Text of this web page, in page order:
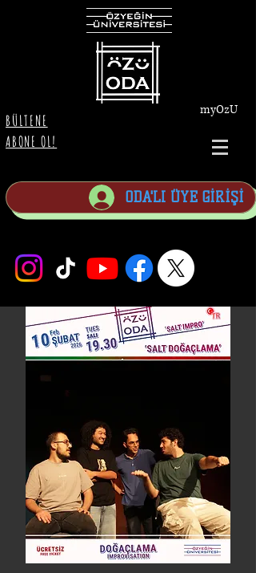
BÜLTENE
ABONE OL!
myOzU
ODA'LI ÜYE GİRİŞİ